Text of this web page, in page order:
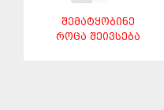
ᲨᲔᲛᲐᲢᲧᲝᲑᲘᲜᲔ
ᲠᲝᲪᲐ ᲨᲔᲘᲕᲡᲔᲑᲐ